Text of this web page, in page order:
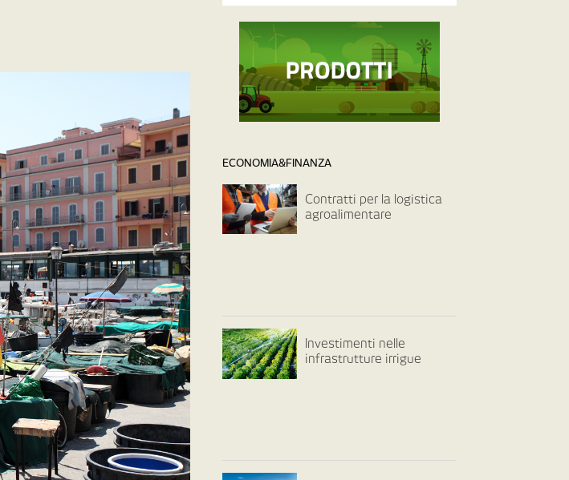
ECONOMIA&FINANZA
Contratti per la logistica
agroalimentare
Investimenti nelle
infrastrutture irrigue